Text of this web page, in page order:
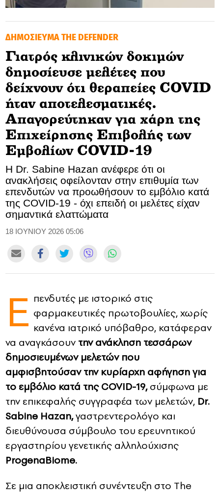
SOOZIE’S FRIENDS
CULTURE
TASTELAND
TECH
HEALTH
MEDIALAND
DRIVE
SPORTS
DIA Y NOCHE
ΔΗΜΟΣΙΕΥΜΑ THE DEFENDER
Γιατρός κλινικών δοκιμών
δημοσίευσε μελέτες που
δείχνουν ότι θεραπείες COVID
ήταν αποτελεσματικές.
Απαγορεύτηκαν για χάρη της
Επιχείρησης Επιβολής των
Εμβολίων COVID-19
Η Dr. Sabine Hazan ανέφερε ότι οι
ανακλήσεις οφείλονταν στην επιθυμία των
επενδυτών να προωθήσουν το εμβόλιο κατά
της COVID-19 - όχι επειδή οι μελέτες είχαν
σημαντικά ελαττώματα
18 ΙΟΥΝΙΟΥ 2026 05:06
Ε πενδυτές με ιστορικό στις
φαρμακευτικές πρωτοβουλίες, χωρίς
κανένα ιατρικό υπόβαθρο, κατάφεραν
να αναγκάσουν την ανάκληση τεσσάρων
δημοσιευμένων μελετών που
αμφισβητούσαν την κυρίαρχη αφήγηση για
το εμβόλιο κατά της COVID-19,σύμφωνα με
την επικεφαλής συγγραφέα των μελετών, Dr.
Sabine Hazan,γαστρεντερολόγο και
διευθύνουσα σύμβουλο του ερευνητικού
εργαστηρίου γενετικής αλληλούχισης
ProgenaBiome.
Σε μια αποκλειστική συνέντευξη στο The